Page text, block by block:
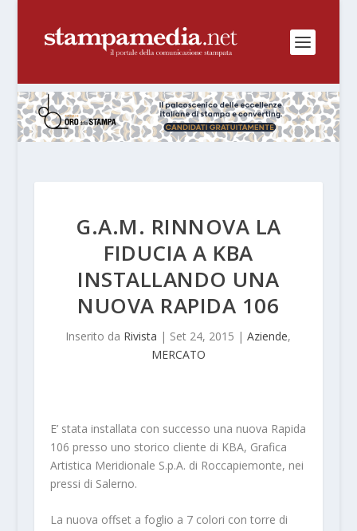
G.A.M. RINNOVA LA
FIDUCIA A KBA
INSTALLANDO UNA
NUOVA RAPIDA 106
Inserito da Rivista | Set 24, 2015 |Aziende,
MERCATO
E’ stata installata con successo una nuova Rapida
106 presso uno storico cliente di KBA, Grafica
Artistica Meridionale S.p.A. di Roccapiemonte, nei
pressi di Salerno.
La nuova offset a foglio a 7 colori con torre di